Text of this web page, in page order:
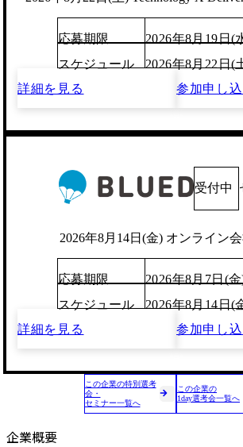
応募期限
2026年8月19日(
スケジュール
2026年8月22日(
詳細を見る
参加申し
受付中
2026年8月14日(金) オンライン
応募期限
2026年8月7日(
スケジュール
2026年8月14日(
詳細を見る
参加申し
この企業の特別選考
会・
セミナー一覧へ
この企業の
1day選考会一覧へ
企業概要